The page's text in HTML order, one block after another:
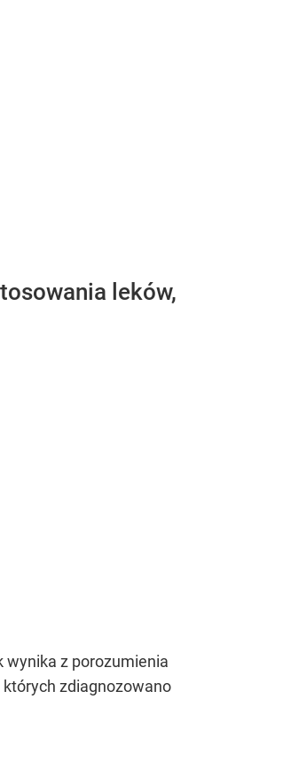
leków,
wynika z porozumienia
których zdiagnozowano